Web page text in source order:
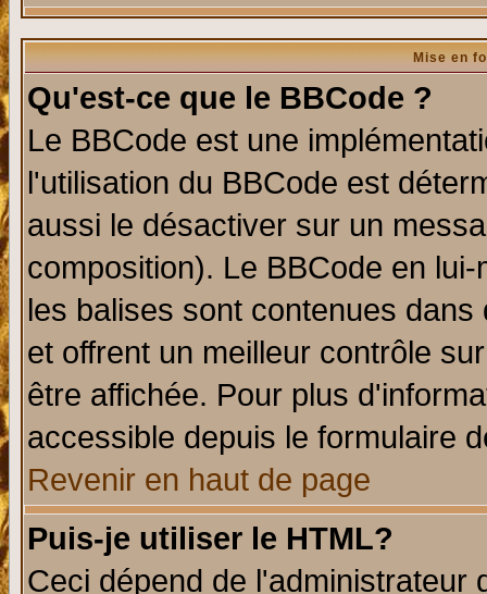
Mise en
Qu'est-ce que le BBCode ?
Le BBCode est une
l'utilisation du BBCode est
aussi le désactiver sur un
composition). Le BBCode en
les balises sont contenues
et offrent un meilleur contrôle
être affichée. Pour plus
accessible depuis le formulaire
Revenir en haut de page
Puis-je utiliser le HTML?
Ceci dépend de l'administrateur